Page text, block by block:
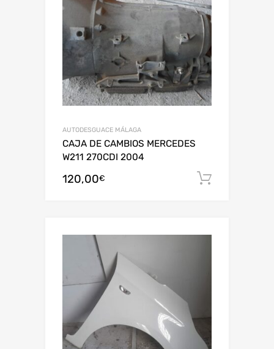
AUTODESGUACE MÁLAGA
CAJA DE CAMBIOS MERCEDES
W211 270CDI 2004
120,00€